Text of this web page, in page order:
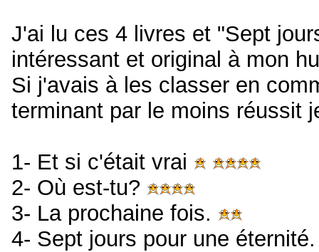
J'ai lu ces 4 livres et "Sept
intéressant et original à mon
Si j'avais à les classer en
terminant par le moins réussit
1- Et si c'était vrai
2- Où est-tu?
3- La prochaine fois.
4- Sept jours pour une